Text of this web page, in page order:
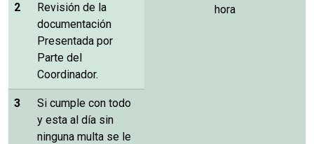
hora
2
Revisión de la
documentación
Presentada por
Parte del
Coordinador.
3
Si cumple con todo
y esta al día sin
ninguna multa se le